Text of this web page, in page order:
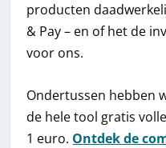
producten
& Pay – en of het de
voor ons.
Ondertussen hebben
de hele tool gratis
1 euro. Ontdek de